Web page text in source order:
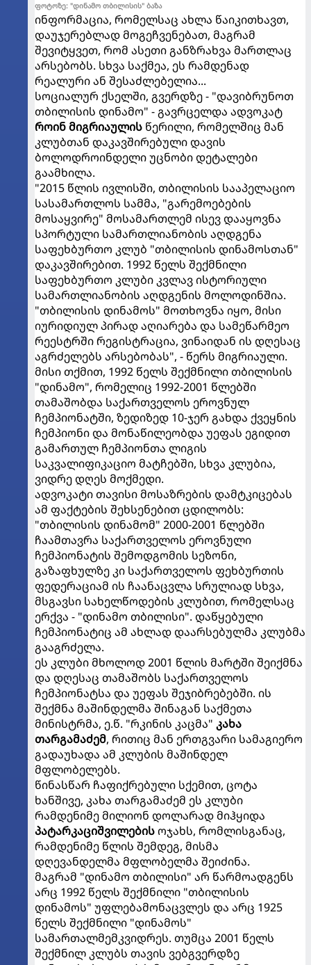
ფოტოზე: "დინამო თბილისის" ბაზა
ინფორმაცია, რომელსაც ახლა წაიკითხავთ,
დაუჯერებლად მოგეჩვენებათ, მაგრამ
შევიტყვეთ, რომ ასეთი განზრახვა მართლაც
არსებობს. სხვა საქმეა, ეს რამდენად
რეალური ან შესაძლებელია...
სოციალურ ქსელში, გვერდზე - "დავიბრუნოთ
თბილისის დინამო" - გავრცელდა ადვოკატ
როინ მიგრიაულის წერილი, რომელშიც მან
კლუბთან დაკავშირებული დავის
ბოლოდროინდელი უცნობი დეტალები
გაამხილა.
"2015 წლის ივლისში, თბილისის სააპელაციო
სასამართლოს სამმა, "გარემოებების
მოსაყვირე" მოსამართლემ ისევ დააყოვნა
სპორტული სამართლიანობის აღდგენა
საფეხბურთო კლუბ "თბილისის დინამოსთან"
დაკავშირებით. 1992 წელს შექმნილი
საფეხბურთო კლუბი კვლავ ისტორიული
სამართლიანობის აღდგენის მოლოდინშია.
"თბილისის დინამოს" მოთხოვნა იყო, მისი
იურიდიულ პირად აღიარება და სამეწარმეო
რეესტრში რეგისტრაცია, ვინაიდან ის დღესაც
აგრძელებს არსებობას", - წერს მიგრიაული.
მისი თქმით, 1992 წელს შექმნილი თბილისის
"დინამო", რომელიც 1992-2001 წლებში
თამაშობდა საქართველოს ეროვნულ
ჩემპიონატში, ზედიზედ 10-ჯერ გახდა ქვეყნის
ჩემპიონი და მონაწილეობდა უეფას ეგიდით
გამართულ ჩემპიონთა ლიგის
საკვალიფიკაციო მატჩებში, სხვა კლუბია,
ვიდრე დღეს მოქმედი.
ადვოკატი თავისი მოსაზრების დამტკიცებას
ამ ფაქტების შეხსენებით ცდილობს:
"თბილისის დინამომ" 2000-2001 წლებში
ჩაამთავრა საქართველოს ეროვნული
ჩემპიონატის შემოდგომის სეზონი,
გაზაფხულზე კი საქართველოს ფეხბურთის
ფედერაციამ ის ჩაანაცვლა სრულიად სხვა,
მსგავსი სახელწოდების კლუბით, რომელსაც
ერქვა - "დინამო თბილისი". დაწყებული
ჩემპიონატიც ამ ახლად დაარსებულმა კლუბმა
გააგრძელა.
ეს კლუბი მხოლოდ 2001 წლის მარტში შეიქმნა
და დღესაც თამაშობს საქართველოს
ჩემპიონატსა და უეფას შეჯიბრებებში. ის
შექმნა მაშინდელმა შინაგან საქმეთა
მინისტრმა, ე.წ. "რკინის კაცმა" კახა
თარგამაძემ, რითიც მან ერთგვარი სამაგიერო
გადაუხადა ამ კლუბის მაშინდელ
მფლობელებს.
წინასწარ ჩაფიქრებული სქემით, ცოტა
ხანშივე, კახა თარგამაძემ ეს კლუბი
რამდენიმე მილიონ დოლარად მიჰყიდა
პატარკაციშვილებისოჯახს, რომლისგანაც,
რამდენიმე წლის შემდეგ, მისმა
დღევანდელმა მფლობელმა შეიძინა.
მაგრამ "დინამო თბილისი" არ წარმოადგენს
არც 1992 წელს შექმნილი "თბილისის
დინამოს" უფლებამონაცვლეს და არც 1925
წელს შექმნილი "დინამოს"
სამართალმემკვიდრეს. თუმცა 2001 წელს
შექმნილ კლუბს თავის ვებგვერდზე